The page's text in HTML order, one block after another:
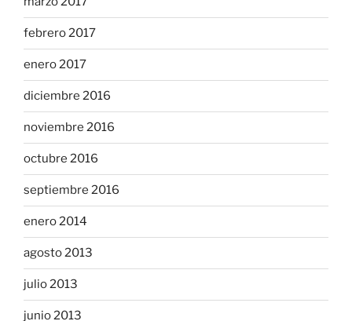
febrero 2017
enero 2017
diciembre 2016
noviembre 2016
octubre 2016
septiembre 2016
enero 2014
agosto 2013
julio 2013
junio 2013